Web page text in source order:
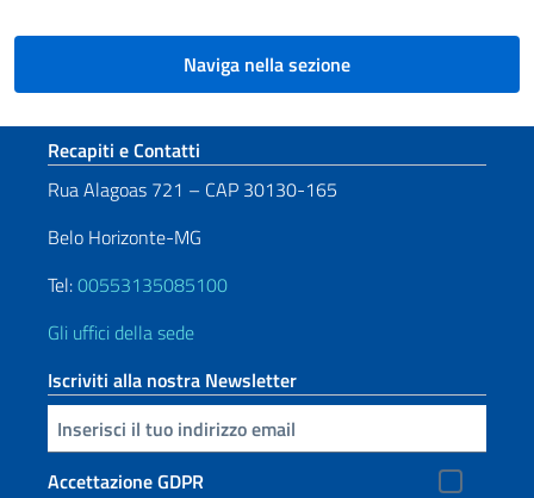
Naviga nella sezione
Sezione footer
Recapiti e Contatti
Rua Alagoas 721 – CAP 30130-165
Belo Horizonte-MG
Tel:00553135085100
Gli uffici della sede
Iscriviti alla nostra Newsletter
Inserisci la tua email
Accettazione GDPR